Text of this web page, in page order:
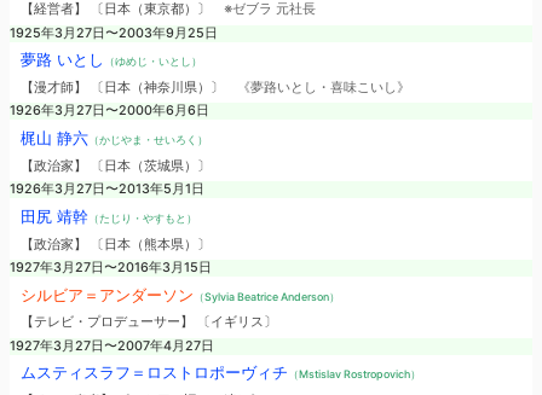
【経営者】 〔日本（東京都）〕 ※ゼブラ 元社長
1925年3月27日〜2003年9月25日
夢路 いとし （ゆめじ・いとし）
【漫才師】 〔日本（神奈川県）〕
《夢路いとし・喜味こいし》
1926年3月27日〜2000年6月6日
梶山 静六（かじやま・せいろく）
【政治家】 〔日本（茨城県）〕
1926年3月27日〜2013年5月1日
田尻 靖幹（たじり・やすもと）
【政治家】 〔日本（熊本県）〕
1927年3月27日〜2016年3月15日
シルビア＝アンダーソン （Sylvia Beatrice Anderson）
【テレビ・プロデューサー】 〔イギリス〕
1927年3月27日〜2007年4月27日
ムスティスラフ＝ロストロポーヴィチ （Mstislav Rostropovich）